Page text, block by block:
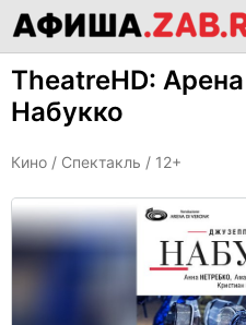
TheatreHD:
Набукко
Кино / Спектакль / 12+